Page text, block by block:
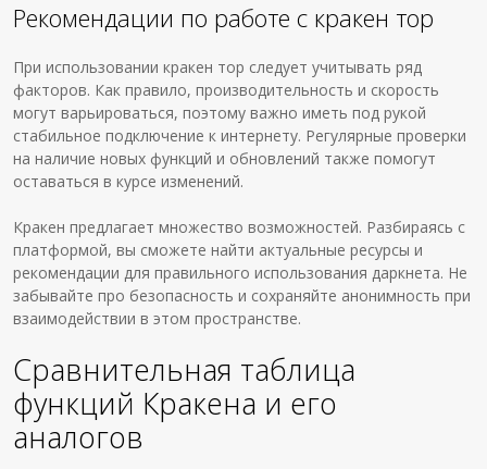
Рекомендации по работе с кракен тор
При использовании кракен тор следует учитывать ряд
факторов. Как правило, производительность и скорость
могут варьироваться, поэтому важно иметь под рукой
стабильное подключение к интернету. Регулярные проверки
на наличие новых функций и обновлений также помогут
оставаться в курсе изменений.
Кракен предлагает множество возможностей. Разбираясь с
платформой, вы сможете найти актуальные ресурсы и
рекомендации для правильного использования даркнета. Не
забывайте про безопасность и сохраняйте анонимность при
взаимодействии в этом пространстве.
Сравнительная таблица
функций Кракена и его
аналогов